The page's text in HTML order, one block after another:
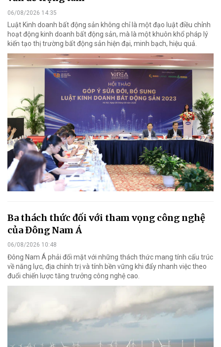
06/08/2026 14:35
Luật Kinh doanh bất động sản không chỉ là một đạo luật điều chỉnh
hoạt động kinh doanh bất động sản, mà là một khuôn khổ pháp lý
kiến tạo thị trường bất động sản hiện đại, minh bạch, hiệu quả.
Ba thách thức đối với tham vọng công nghệ
của Đông Nam Á
06/08/2026 10:48
Đông Nam Á phải đối mặt với những thách thức mang tính cấu trúc
về năng lực, địa chính trị và tính bền vững khi đẩy nhanh việc theo
đuổi chiến lược tăng trưởng công nghệ cao.